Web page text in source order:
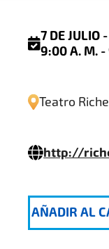
7 DE JULIO
9:00 A. M. -
Teatro
http://
AÑADIR AL